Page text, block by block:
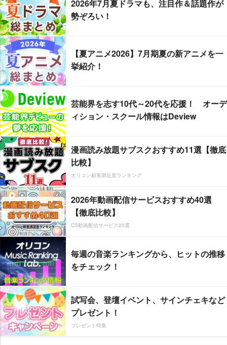
2026年7月夏ドラマも、注目作＆話題作が
勢ぞろい！
【夏アニメ2026】7月期夏の新アニメを一
挙紹介！
芸能界を志す10代～20代を応援！ オーデ
ィション・スクール情報はDeview
漫画読み放題サブスクおすすめ11選【徹底
比較】
オリコン顧客満足度ランキング
2026年動画配信サービスおすすめ40選
【徹底比較】
CS動画配信サービス20選
毎週の音楽ランキングから、ヒットの推移
をチェック！
試写会、登壇イベント、サインチェキなど
プレゼント！
プレゼント特集